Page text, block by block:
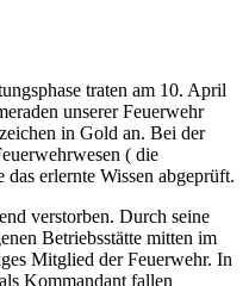
traten am 10. April
unserer Feuerwehr
in Gold an. Bei der
( die
erlernte Wissen abgeprüft.
verstorben. Durch seine
Betriebsstätte mitten im
Mitglied der Feuerwehr. In
Kommandant fallen